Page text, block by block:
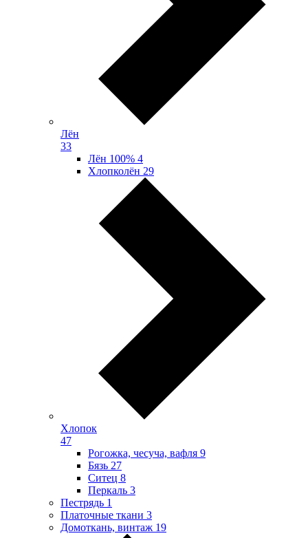
Лён
33
Лён 100% 4
Хлопколён 29
Хлопок
47
Рогожка, чесуча, вафля 9
Бязь 27
Ситец 8
Перкаль 3
Пестрядь 1
Платочные ткани 3
Домоткань, винтаж 19